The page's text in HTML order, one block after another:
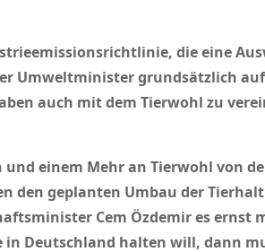
die eine
Umweltminister grundsätzlich
auch mit dem Tierwohl zu
und einem Mehr an Tierwohl von
den geplanten Umbau der
Cem Özdemir es ernst
Deutschland halten will, dann